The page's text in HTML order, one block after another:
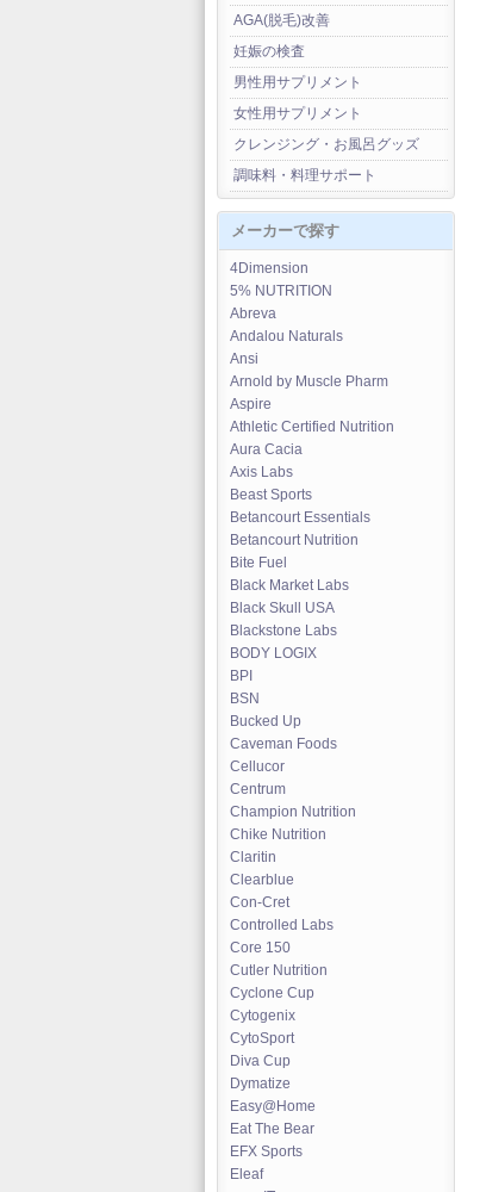
AGA(脱毛)改善
妊娠の検査
男性用サプリメント
女性用サプリメント
クレンジング・お風呂グッズ
調味料・料理サポート
メーカーで探す
4Dimension
5% NUTRITION
Abreva
Andalou Naturals
Ansi
Arnold by Muscle Pharm
Aspire
Athletic Certified Nutrition
Aura Cacia
Axis Labs
Beast Sports
Betancourt Essentials
Betancourt Nutrition
Bite Fuel
Black Market Labs
Black Skull USA
Blackstone Labs
BODY LOGIX
BPI
BSN
Bucked Up
Caveman Foods
Cellucor
Centrum
Champion Nutrition
Chike Nutrition
Claritin
Clearblue
Con-Cret
Controlled Labs
Core 150
Cutler Nutrition
Cyclone Cup
Cytogenix
CytoSport
Diva Cup
Dymatize
Easy@Home
Eat The Bear
EFX Sports
Eleaf